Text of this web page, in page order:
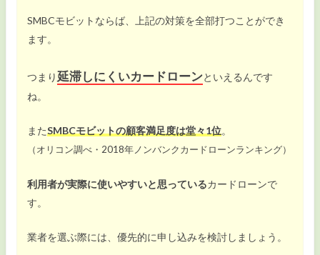
SMBCモビットならば、上記の対策を全部打つことができ
ます。
つまり 延滞しにくいカードローンといえるんです
ね。
またSMBCモビットの顧客満足度は堂々1位。
（オリコン調べ・2018年ノンバンクカードローンランキング）
利用者が実際に使いやすいと思っているカードローンで
す。
業者を選ぶ際には、優先的に申し込みを検討しましょう。